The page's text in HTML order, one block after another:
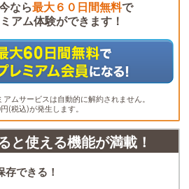
なら最大６０日間無料で
アム体験ができます！
ムサービスは自動的に解約されません。
(税込)が発生します。
と使える機能が満載！
できる！